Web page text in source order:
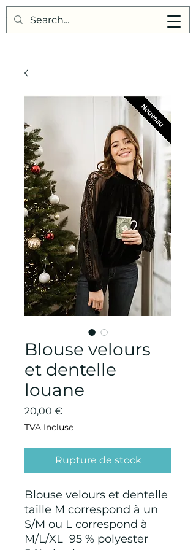
Points de Suture
Blouse velours
et dentelle
louane
20,00 €
TVA Incluse
Rupture de stock
Blouse velours et dentelle
taille M correspond à un
S/M ou L correspond à
M/L/XL 95 % polyester